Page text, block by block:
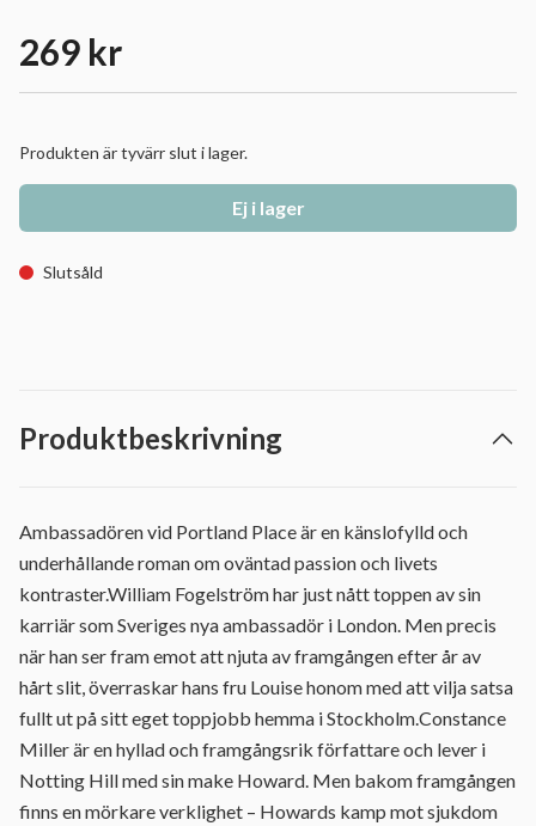
269 kr
Produkten är tyvärr slut i lager.
Ej i lager
Slutsåld
Produktbeskrivning
Ambassadören vid Portland Place är en känslofylld och
underhållande roman om oväntad passion och livets
kontraster.William Fogelström har just nått toppen av sin
karriär som Sveriges nya ambassadör i London. Men precis
när han ser fram emot att njuta av framgången efter år av
hårt slit, överraskar hans fru Louise honom med att vilja satsa
fullt ut på sitt eget toppjobb hemma i Stockholm.Constance
Miller är en hyllad och framgångsrik författare och lever i
Notting Hill med sin make Howard. Men bakom framgången
finns en mörkare verklighet – Howards kamp mot sjukdom